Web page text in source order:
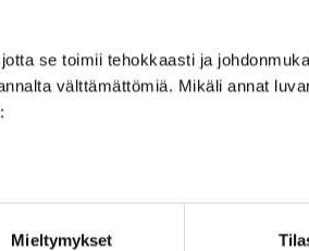
se toimii tehokkaasti ja
välttämättömiä. Mikäli annat
Mieltymykset